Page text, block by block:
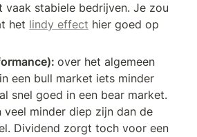
vaak stabiele bedrijven. Je zou
het lindy effect hier goed op
over het algemeen
een bull market iets minder
snel goed in een bear market.
veel minder diep zijn dan de
Dividend zorgt toch voor een